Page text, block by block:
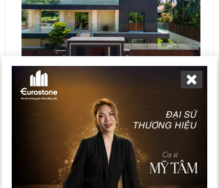
Dekton Laurent – vân marble vàng, đậm chất sang trọng cho mặt
tiền nhà